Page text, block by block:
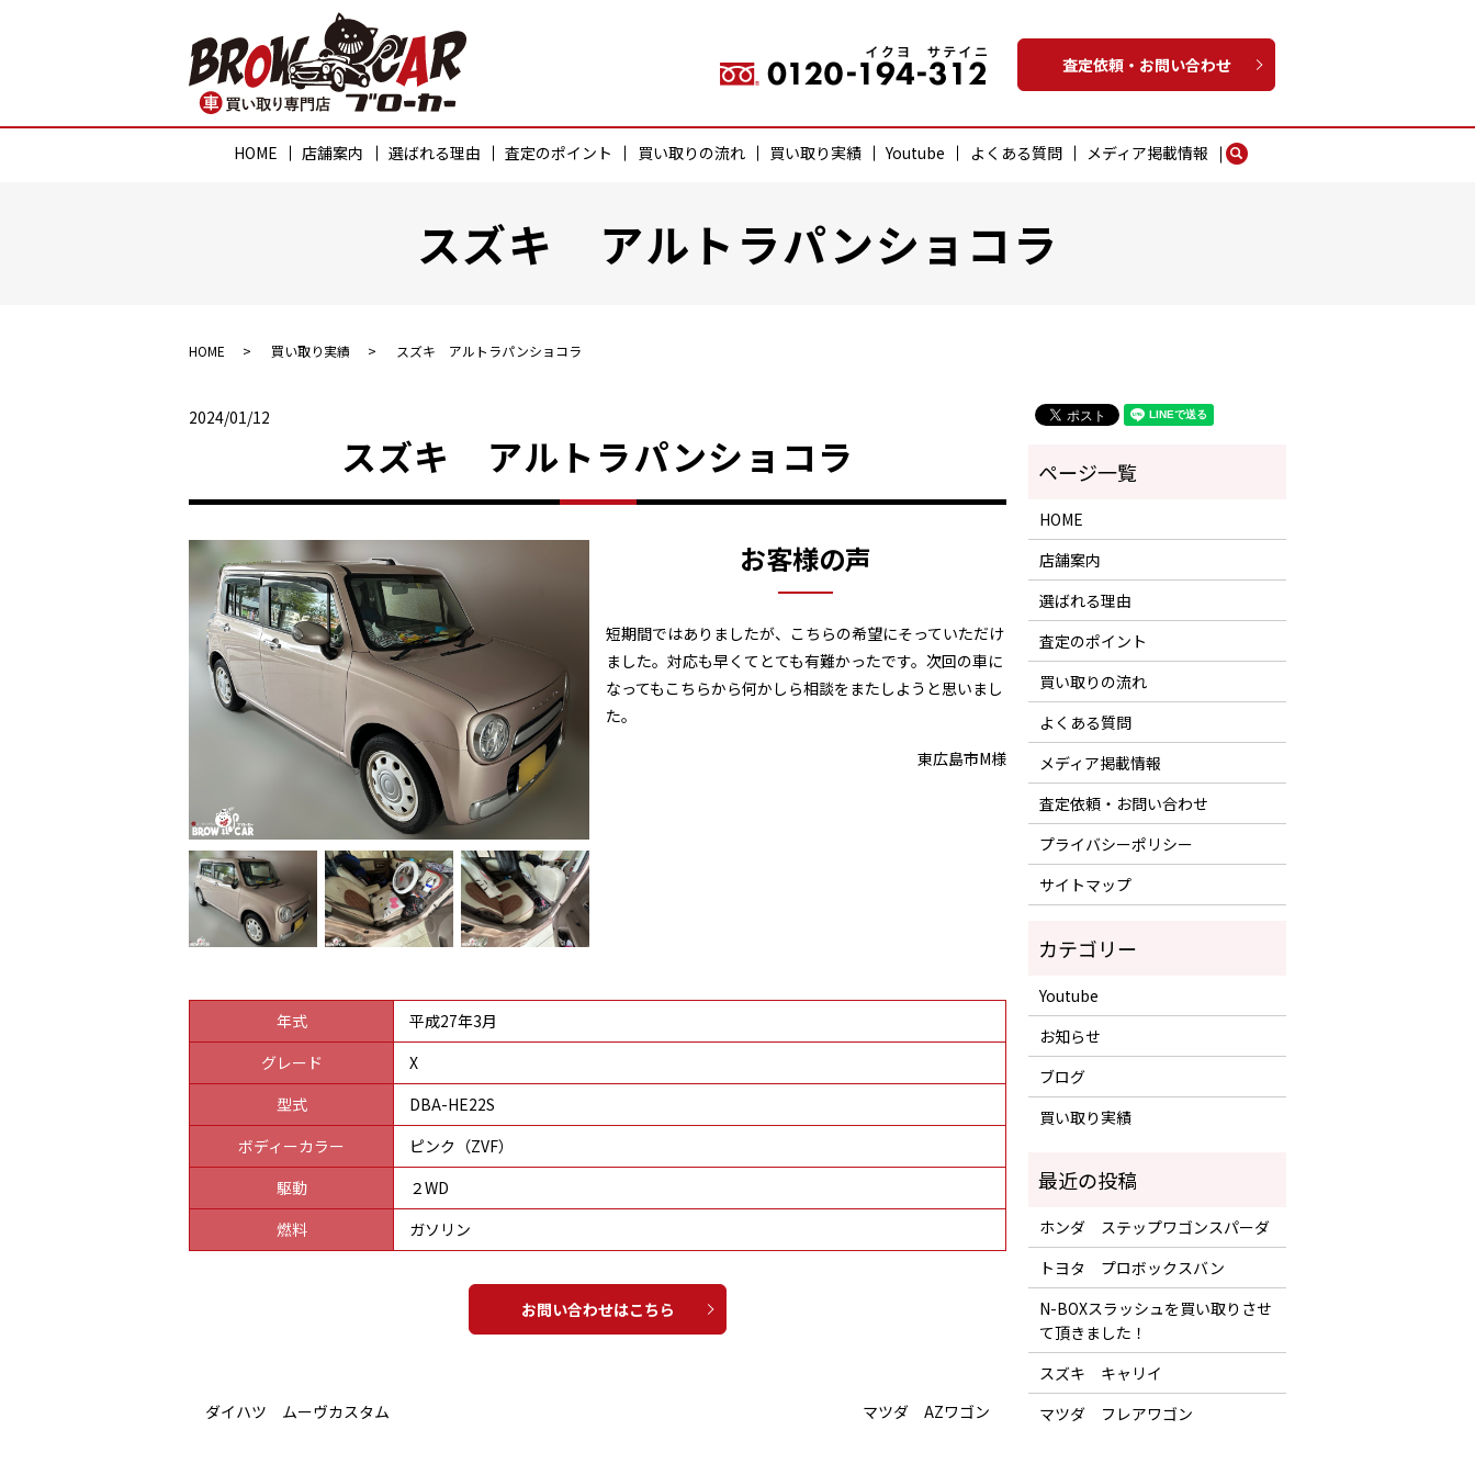
HOME 店舗案内 選ばれる理由 査定のポイント 買い取りの流れ 買い取り実績 Youtube よくある質問 メディア掲載情報 search
査定依頼・お問い合わせ
スズキ アルトラパンショコラ
HOME 買い取り実績 スズキ アルトラパンショコラ
2024/01/12
スズキ アルトラパンショコラ
お客様の声
短期間ではありましたが、こちらの希望にそっていただけ
ました。対応も早くてとても有難かったです。次回の車に
なってもこちらから何かしら相談をまたしようと思いまし
た。
東広島市M様
年式
平成27年3月
グレード
X
型式
DBA-HE22S
ボディーカラー
ピンク（ZVF）
駆動
２WD
燃料
ガソリン
お問い合わせはこちら
ダイハツ ムーヴカスタム マツダ AZワゴン
HOME
店舗案内
選ばれる理由
査定のポイント
買い取りの流れ
よくある質問
メディア掲載情報
査定依頼・お問い合わせ
プライバシーポリシー
サイトマップ
Youtube
お知らせ
ブログ
買い取り実績
ホンダ ステップワゴンスパーダ
トヨタ プロボックスバン
N-BOXスラッシュを買い取りさせ
て頂きました！
スズキ キャリイ
マツダ フレアワゴン